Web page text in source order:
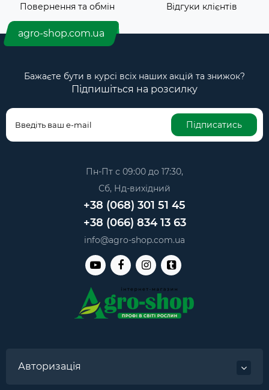
Повернення та обмін Відгуки клієнтів
agro-shop.com.ua
Бажаєте бути в курсі всіх наших акцій та знижок?
Підпишіться на розсилку
Підписатись
Пн-Пт с 09:00 до 17:30,
Сб, Нд-вихідний
+38 (068) 301 51 45
+38 (066) 834 13 63
info@agro-shop.com.ua
Авторизація